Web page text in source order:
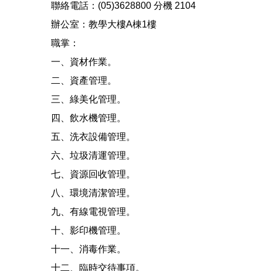
聯絡電話：(05)3628800 分機 2104
辦公室：教學大樓A棟1樓
職掌：
一、資材作業。
二、資產管理。
三、綠美化管理。
四、飲水機管理。
五、洗衣設備管理。
六、垃圾清運管理。
七、資源回收管理。
八、環境清潔管理。
九、有線電視管理。
十、影印機管理。
十一、消毒作業。
十二、臨時交待事項。